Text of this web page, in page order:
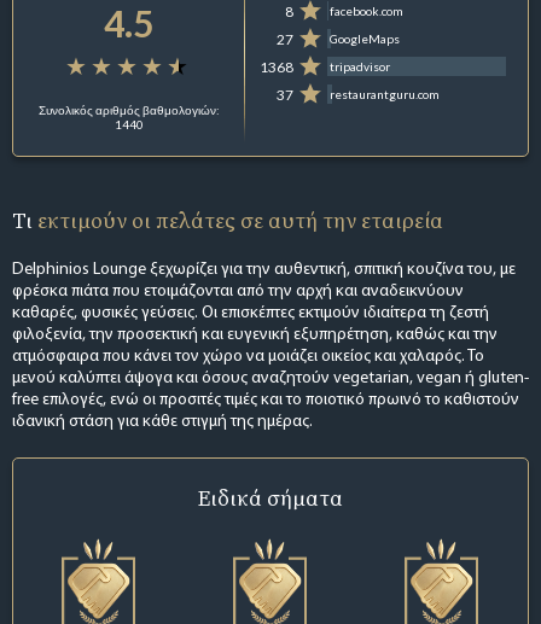
4.5
Συνολικός αριθμός βαθμολογιών:
1440
8 facebook.com
27 GoogleMaps
1368 tripadvisor
37 restaurantguru.com
Τι εκτιμούν οι πελάτες σε αυτή την εταιρεία
Delphinios Lounge ξεχωρίζει για την αυθεντική, σπιτική κουζίνα του, με
φρέσκα πιάτα που ετοιμάζονται από την αρχή και αναδεικνύουν
καθαρές, φυσικές γεύσεις. Οι επισκέπτες εκτιμούν ιδιαίτερα τη ζεστή
φιλοξενία, την προσεκτική και ευγενική εξυπηρέτηση, καθώς και την
ατμόσφαιρα που κάνει τον χώρο να μοιάζει οικείος και χαλαρός. Το
μενού καλύπτει άψογα και όσους αναζητούν vegetarian, vegan ή gluten-
free επιλογές, ενώ οι προσιτές τιμές και το ποιοτικό πρωινό το καθιστούν
ιδανική στάση για κάθε στιγμή της ημέρας.
Ειδικά σήματα